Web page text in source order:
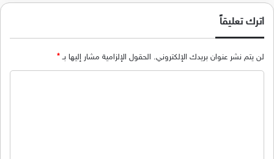
اترك تعليقاً
لن يتم نشر عنوان بريدك الإلكتروني. الحقول الإلزامية مشار إليها بـ*